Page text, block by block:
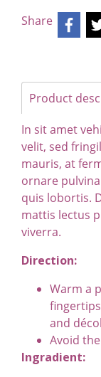
Share
Product
In sit amet
velit, sed
mauris, at
ornare
quis lobortis.
mattis lectus
viverra.
Direction:
Warm a
and
Avoid
Ingradient: